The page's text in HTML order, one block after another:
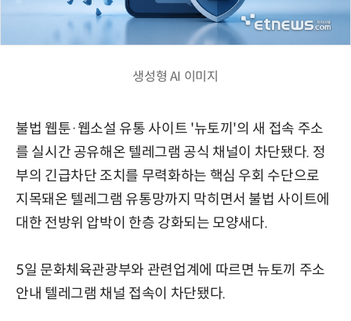
생성형 AI 이미지
불법 웹툰·웹소설 유통 사이트 '뉴토끼'의 새 접속 주소
를 실시간 공유해온 텔레그램 공식 채널이 차단됐다. 정
부의 긴급차단 조치를 무력화하는 핵심 우회 수단으로
지목돼온 텔레그램 유통망까지 막히면서 불법 사이트에
대한 전방위 압박이 한층 강화되는 모양새다.
5일 문화체육관광부와 관련업계에 따르면 뉴토끼 주소
안내 텔레그램 채널 접속이 차단됐다.